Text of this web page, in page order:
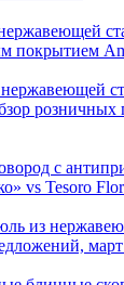
покрытием
розничных
с
vs Tesoro
из